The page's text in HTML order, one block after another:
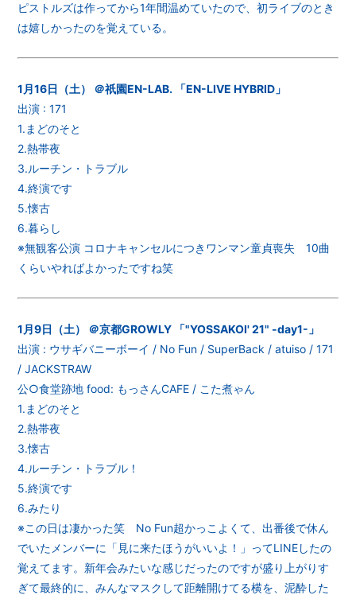
ピストルズは作ってから1年間温めていたので、初ライブのとき
は嬉しかったのを覚えている。
1月16日（土） ＠祇園EN-LAB. 「EN-LIVE HYBRID」
出演 : 171
1.まどのそと
2.熱帯夜
3.ルーチン・トラブル
4.終演です
5.懐古
6.暮らし
※無観客公演 コロナキャンセルにつきワンマン童貞喪失 10曲
くらいやればよかったですね笑
1月9日（土） ＠京都GROWLY 「"YOSSAKOI' 21" -day1-」
出演 : ウサギバニーボーイ / No Fun / SuperBack / atuiso / 171
/ JACKSTRAW
公○食堂跡地 food: もっさんCAFE / こた煮ゃん
1.まどのそと
2.熱帯夜
3.懐古
4.ルーチン・トラブル！
5.終演です
6.みたり
※この日は凄かった笑 No Fun超かっこよくて、出番後で休ん
でいたメンバーに「見に来たほうがいいよ！」ってLINEしたの
覚えてます。新年会みたいな感じだったのですが盛り上がりす
ぎて最終的に、みんなマスクして距離開けてる横を、泥酔した